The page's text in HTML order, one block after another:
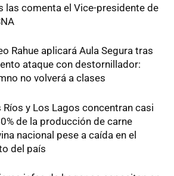
las comenta el Vice-presidente de
Rahue aplicará Aula Segura tras
ataque con destornillador:
no volverá a clases
Ríos y Los Lagos concentran casi
de la producción de carne
nacional pese a caída en el
del país